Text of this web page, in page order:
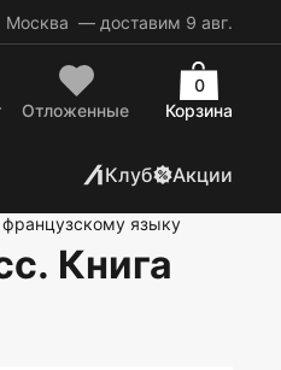
Москва — доставим 9 авг.
Отложенные Корзина
0
Клуб Акции
языку
Книга